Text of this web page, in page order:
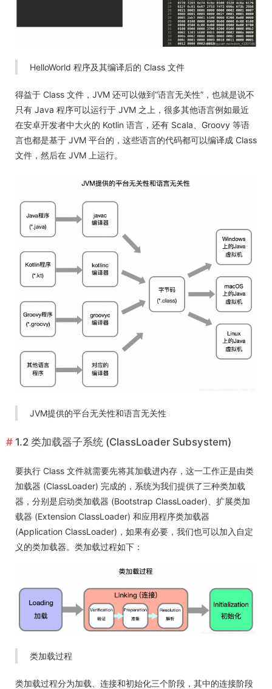
HelloWorld 程序及其编译后的 Class 文件
得益于 Class 文件，JVM 还可以做到“语言无关性”，也就是说不
只有 Java 程序可以运行于 JVM 之上，很多其他语言例如最近
在安卓开发者中大火的 Kotlin 语言，还有 Scala、Groovy 等语
言也都是基于 JVM 平台的，这些语言的代码都可以编译成 Class
文件，然后在 JVM 上运行。
JVM提供的平台无关性和语言无关性
1.2 类加载器子系统 (ClassLoader Subsystem)
要执行 Class 文件就需要先将其加载进内存，这一工作正是由类
加载器 (ClassLoader) 完成的，系统为我们提供了三种类加载
器，分别是启动类加载器 (Bootstrap ClassLoader)、扩展类加
载器 (Extension ClassLoader) 和应用程序类加载器
(Application ClassLoader)，如果有必要，我们也可以加入自定
义的类加载器。类加载过程如下：
类加载过程
类加载过程分为加载、连接和初始化三个阶段，其中的连接阶段